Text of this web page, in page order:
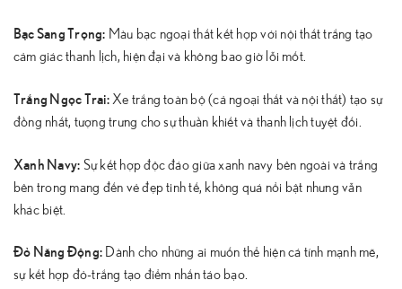
Bạc Sang Trọng: Màu bạc ngoại thất kết hợp với nội thất trắng tạo
cảm giác thanh lịch, hiện đại và không bao giờ lỗi mốt.
Trắng Ngọc Trai:Xe trắng toàn bộ (cả ngoại thất và nội thất) tạo sự
đồng nhất, tượng trưng cho sự thuần khiết và thanh lịch tuyệt đối.
Xanh Navy: Sự kết hợp độc đáo giữa xanh navy bên ngoài và trắng
bên trong mang đến vẻ đẹp tinh tế, không quá nổi bật nhưng vẫn
khác biệt.
Đỏ Năng Động: Dành cho những ai muốn thể hiện cá tính mạnh mẽ,
sự kết hợp đỏ-trắng tạo điểm nhấn táo bạo.